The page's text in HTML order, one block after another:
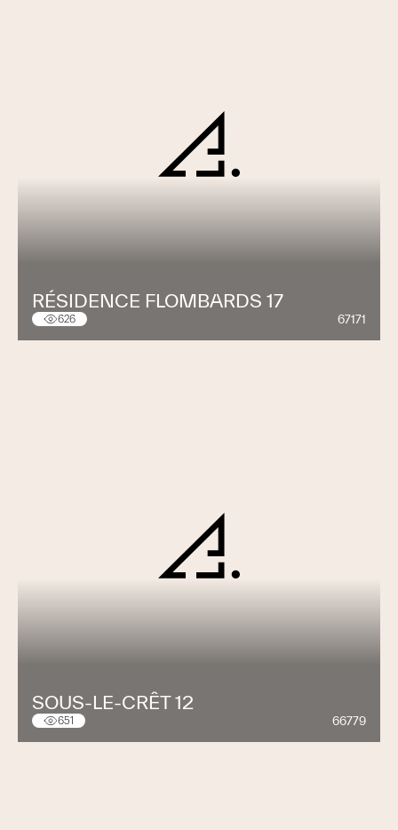
RÉSIDENCE FLOMBARDS 17
626 67171
SOUS-LE-CRÊT 12
651 66779